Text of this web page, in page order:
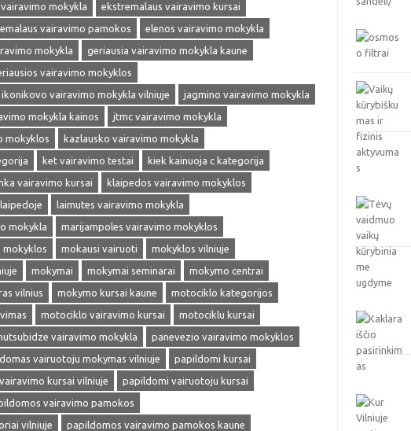
mokykla
ekstremalaus vairavimo kursai
vairavimo pamokos
elenos vairavimo mokykla
mokykla
geriausia vairavimo mokykla kaune
vairavimo mokyklos
ikonikovo vairavimo mokykla vilniuje
jagmino vairavimo mokykla
mokykla kainos
jtmc vairavimo mokykla
mokyklos
kazlausko vairavimo mokykla
ket vairavimo testai
kiek kainuoja c kategorija
vairavimo kursai
klaipedos vairavimo mokyklos
laimutes vairavimo mokykla
mokykla
marijampoles vairavimo mokyklos
mokyklos mokausi vairuoti
mokyklos vilniuje
mokymai mokymai seminarai
mokymo centrai
vilnius mokymo kursai kaune
motociklo kategorijos
motociklo vairavimo kursai
motociklu kursai
vairavimo mokykla
panevezio vairavimo mokyklos
vairuotoju mokymas vilniuje
papildomi kursai
kursai vilniuje
papildomi vairuotoju kursai
vairavimo pamokos
vilniuje
papildomos vairavimo pamokos kaune